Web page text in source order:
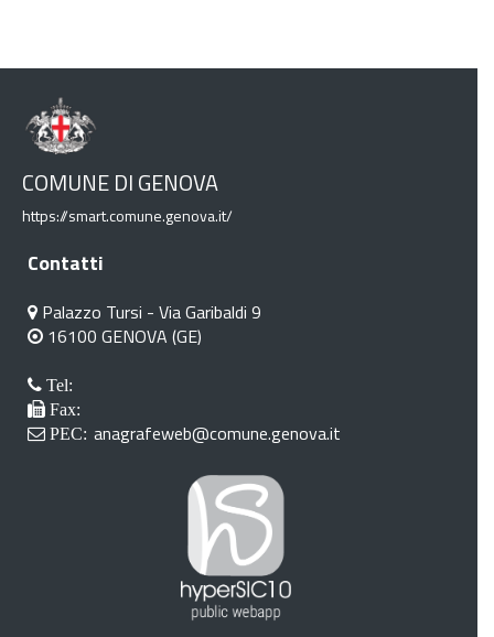
COMUNE DI GENOVA
https://smart.comune.genova.it/
Contatti
Palazzo Tursi - Via Garibaldi 9
16100 GENOVA (GE)
Tel:
Fax:
PEC: anagrafeweb@comune.genova.it